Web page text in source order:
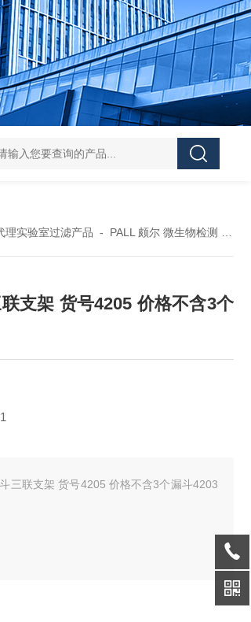
2263赛默飞离心管 UFC903096 MAP001
理实验室过滤产品 - PALL 颇尔 微生物检测
支架 货号4205 价格不含3个
三联支架 货号4205 价格不含3个漏斗4203